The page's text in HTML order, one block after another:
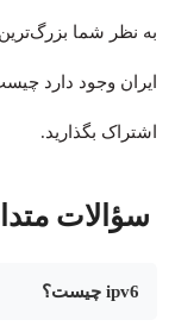
ایران وجود دارد
اشتراک بگذارید.
سؤالات
ipv6 چیست؟